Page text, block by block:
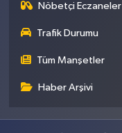
Nöbetçi Eczaneler
Trafik Durumu
Tüm Manşetler
Haber Arşivi